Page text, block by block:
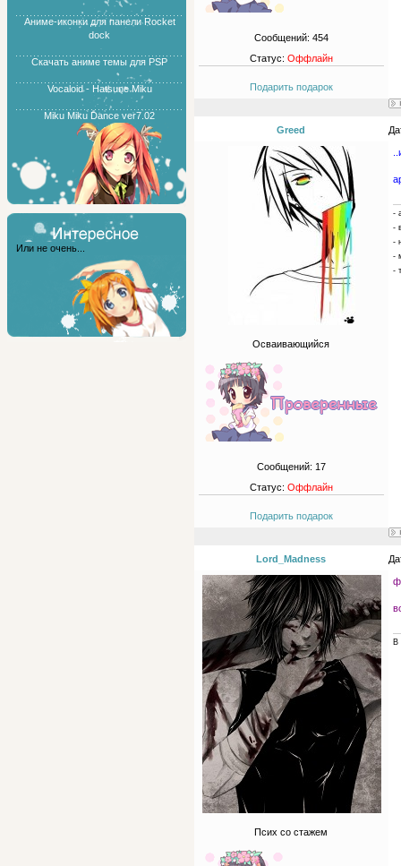
Аниме-иконки для панели Rocket
dock
Скачать аниме темы для PSP
Vocaloid - Hatsune Miku
Miku Miku Dance ver7.02
Или не очень...
Сообщений: 454
Статус: Оффлайн
Подарить подарок
Greed
Осваивающийся
Сообщений: 17
Статус: Оффлайн
Подарить подарок
-
-
-
-
-
Lord_Madness
Псих со стажем
В